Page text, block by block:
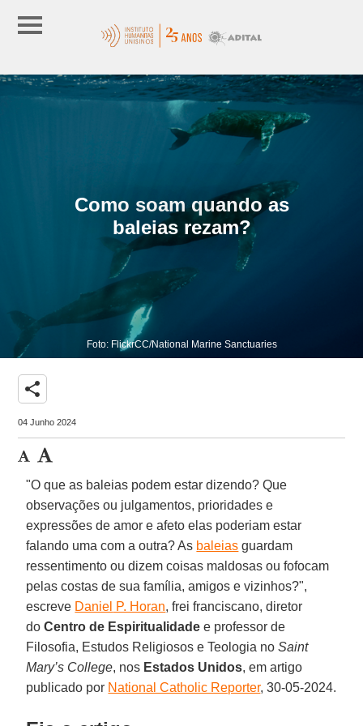
Como soam quando as
baleias rezam?
Foto: FlickrCC/National Marine Sanctuaries
share
04 Junho 2024
"O que as baleias podem estar dizendo? Que
observações ou julgamentos, prioridades e
expressões de amor e afeto elas poderiam estar
falando uma com a outra? As baleias guardam
ressentimento ou dizem coisas maldosas ou fofocam
pelas costas de sua família, amigos e vizinhos?",
escreve Daniel P. Horan, frei franciscano, diretor
doCentro de Espiritualidade e professor de
Filosofia, Estudos Religiosos e Teologia noSaint
Mary’s College, nos Estados Unidos, em artigo
publicado por National Catholic Reporter, 30-05-2024.